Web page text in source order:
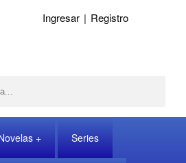
Ingresar | Registro
Series